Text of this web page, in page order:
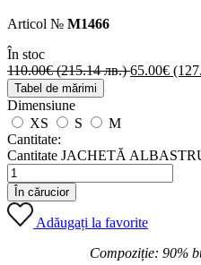
Articol № M1466
În stoc
110.00€ (215.14 лв.) 65.00€
Tabel de mărimi
Dimensiune
XS
S
M
Cantitate:
Cantitate JACHETĂ
În cărucior
Adăugați la favorite
Compoziție: 90%